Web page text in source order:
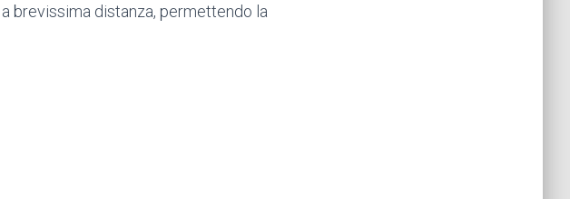
brevissima distanza, permettendo la